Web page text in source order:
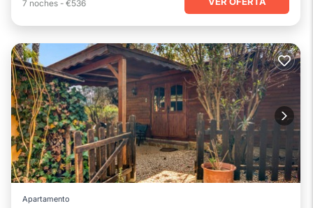
7 noches - €536
Apartamento